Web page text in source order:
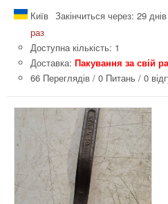
Київ Закінчиться через: 29
раз
Доступна кількість: 1
Доставка: Пакування за свій
66 Переглядів / 0 Питань / 0